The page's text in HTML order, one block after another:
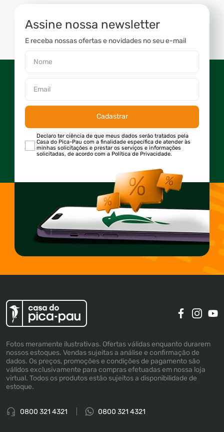
Assine nossa newsletter
E receba nossas ofertas e novidades no seu e-mail
Cadastrar
Declaro ter ciência de que meus dados serão tratados pela
Casa do Pica-Pau com a finalidade específica de atender às
minhas solicitações e prestar os serviços e informações
solicitadas, de acordo com a Política de Privacidade.
Fotos meramente ilustrativas. Ofertas válidas enquanto durarem
nossos estoques. Vendas sujeitas a análise e confirmação de
dados. Os preços, promoções e condições de pagamento são
válidos exclusivamente para compras efetuadas em nossa loja
virtual. Todos os produtos estão sujeitos a disponibilidade de
estoque.
0800 321 4321 0800 321 4321